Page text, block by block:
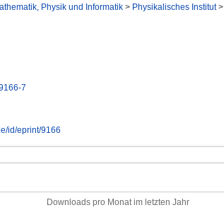
Physik und Informatik > Physikalisches Institut>
7
id/eprint/9166
Downloads pro Monat im letzten Jahr